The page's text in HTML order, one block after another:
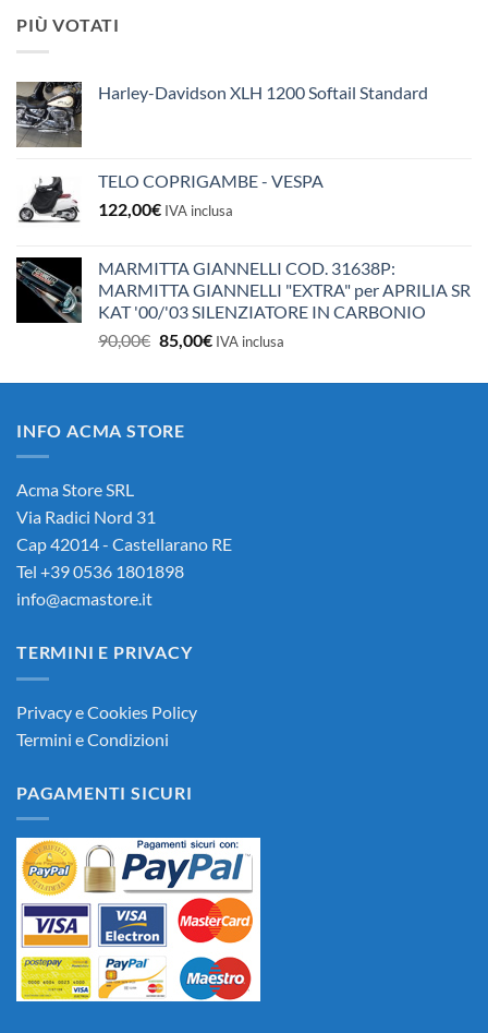
PIÙ VOTATI
Harley-Davidson XLH 1200 Softail Standard
TELO COPRIGAMBE - VESPA
122,00€ IVA inclusa
MARMITTA GIANNELLI COD. 31638P:
MARMITTA GIANNELLI "EXTRA" per APRILIA SR
KAT '00/'03 SILENZIATORE IN CARBONIO
90,00€ Il
originale
90,00€.
85,00€Il
attuale
IVA inclusa
INFO ACMA STORE
Acma Store SRL
Via Radici Nord 31
Cap 42014 - Castellarano RE
Tel +39 0536 1801898
info@acmastore.it
TERMINI E PRIVACY
Privacy e Cookies Policy
Termini e Condizioni
PAGAMENTI SICURI